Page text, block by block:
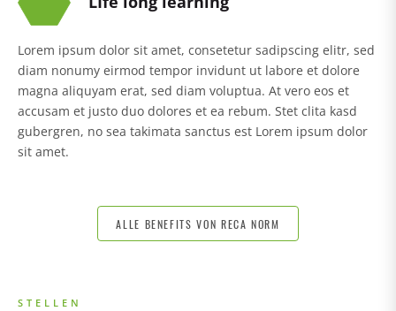
Lorem ipsum dolor sit amet, consetetur sadipscing elitr, sed
diam nonumy eirmod tempor invidunt ut labore et dolore
magna aliquyam erat, sed diam voluptua. At vero eos et
accusam et justo duo dolores et ea rebum. Stet clita kasd
gubergren, no sea takimata sanctus est Lorem ipsum dolor
sit amet.
ALLE BENEFITS VON RECA NORM
STELLEN